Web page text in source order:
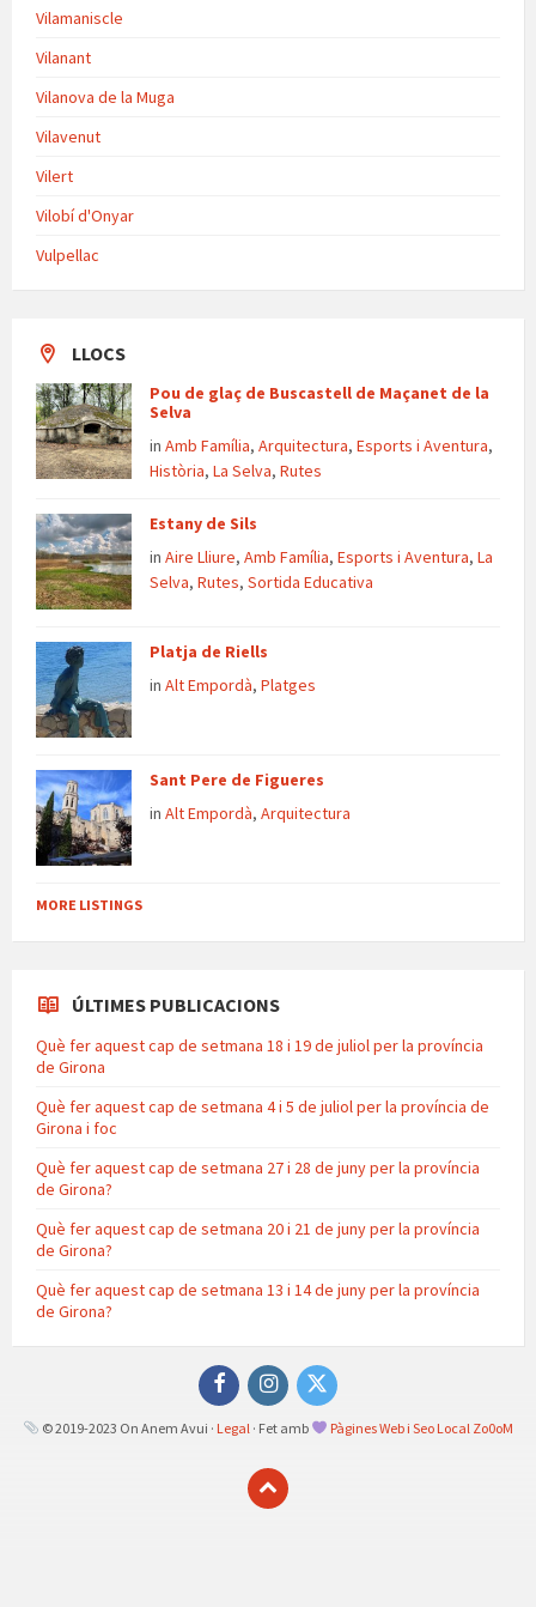
Vilamaniscle
Vilanant
Vilanova de la Muga
Vilavenut
Vilert
Vilobí d'Onyar
Vulpellac
LLOCS
Pou de glaç de Buscastell de Maçanet de la
Selva
in Amb Família, Arquitectura, Esports i Aventura,
Història, La Selva, Rutes
Estany de Sils
in Aire Lliure, Amb Família, Esports i Aventura, La
Selva, Rutes, Sortida Educativa
Platja de Riells
in Alt Empordà, Platges
Sant Pere de Figueres
in Alt Empordà, Arquitectura
MORE LISTINGS
ÚLTIMES PUBLICACIONS
Què fer aquest cap de setmana 18 i 19 de juliol per la província
de Girona
Què fer aquest cap de setmana 4 i 5 de juliol per la província de
Girona i foc
Què fer aquest cap de setmana 27 i 28 de juny per la província
de Girona?
Què fer aquest cap de setmana 20 i 21 de juny per la província
de Girona?
Què fer aquest cap de setmana 13 i 14 de juny per la província
de Girona?
FacebookInstagramTwitter
© 2019-2023 On Anem Avui · Legal · Fet amb Pàgines Web i Seo Local Zo0oM